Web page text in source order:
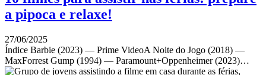
a pipoca e relaxe!
27/06/2025
Índice Barbie (2023) — Prime VideoA Noite do Jogo (2018) —
MaxForrest Gump (1994) — Paramount+Oppenheimer (2023)…